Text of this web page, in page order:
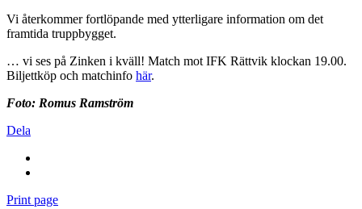
Vi återkommer fortlöpande med ytterligare information om det
framtida truppbygget.
… vi ses på Zinken i kväll! Match mot IFK Rättvik klockan 19.00.
Biljettköp och matchinfo här.
Foto: Romus Ramström
Dela
Print page